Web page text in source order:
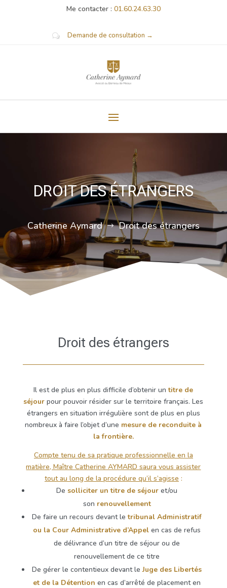
Me contacter : 01.60.24.63.30
w Demande de consultation →
DROIT DES ÉTRANGERS
Catherine Aymard $ Droit des étrangers
Droit des étrangers
Il est de plus en plus difficile d’obtenir untitre de
séjour pour pouvoir résider sur le territoire français. Les
étrangers en situation irrégulière sont de plus en plus
nombreux à faire l’objet d’une mesure de reconduite à
la frontière.
Compte tenu de sa pratique professionnelle en la
matière, Maître Catherine AYMARD saura vous assister
tout au long de la procédure qu’il s’agisse :
Desolliciter un titre de séjour et/ou
son renouvellement
De faire un recours devant le tribunal Administratif
ou la Cour Administrative d’Appel en cas de refus
de délivrance d’un titre de séjour ou de
renouvellement de ce titre
De gérer le contentieux devant leJuge des Libertés
et de la Détention en cas d’arrêté de placement en